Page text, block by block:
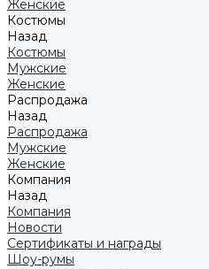
Женские
Костюмы
Назад
Костюмы
Мужские
Женские
Распродажа
Назад
Распродажа
Мужские
Женские
Компания
Назад
Компания
Новости
Сертификаты и награды
Шоу-румы